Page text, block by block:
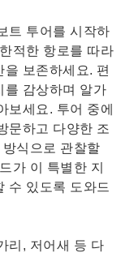
트 투어를 시작하
적한 항로를 따라
보존하세요. 편
를 감상하며 알가
보세요. 투어 중에
문하고 다양한 조
식으로 관찰할
가 이 특별한 지
수 있도록 도와드
리, 저어새 등 다